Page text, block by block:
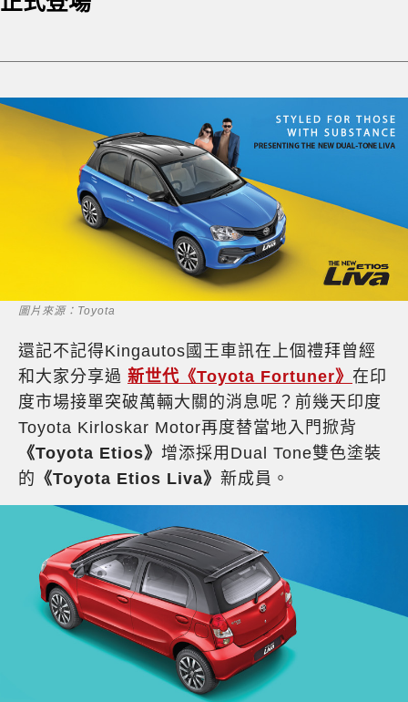
圖片來源：Toyota
還記不記得Kingautos國王車訊在上個禮拜曾經
和大家分享過 新世代《Toyota Fortuner》 在印
度市場接單突破萬輛大關的消息呢？前幾天印度
Toyota Kirloskar Motor再度替當地入門掀背
《Toyota Etios》 增添採用Dual Tone雙色塗裝
的 《Toyota Etios Liva》 新成員。